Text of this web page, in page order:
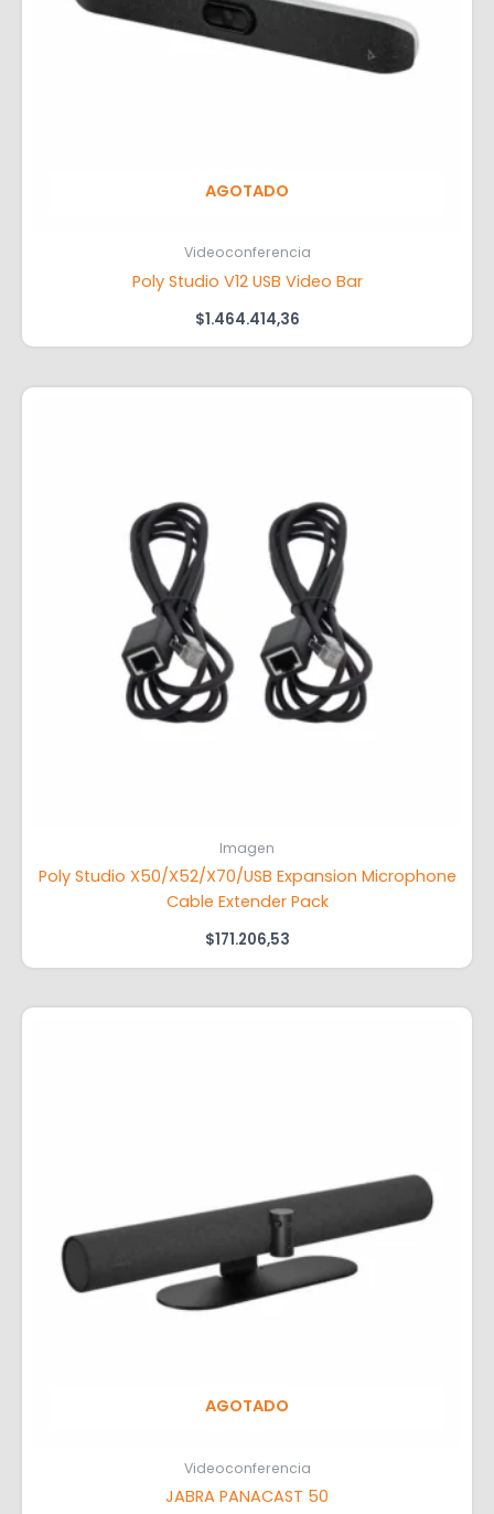
AGOTADO
Videoconferencia
Poly Studio V12 USB Video Bar
$1.464.414,36
Imagen
Poly Studio X50/X52/X70/USB Expansion Microphone
Cable Extender Pack
$171.206,53
AGOTADO
Videoconferencia
JABRA PANACAST 50